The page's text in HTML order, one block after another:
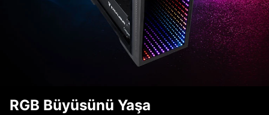
RGB Büyüsünü Yaşa